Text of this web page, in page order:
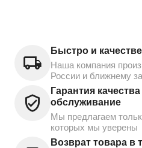
Быстро и
Наша компания
России и ближнему
Гарантия
обслуживание
Мы предлагаем
которых мы уверены
Возврат товара в